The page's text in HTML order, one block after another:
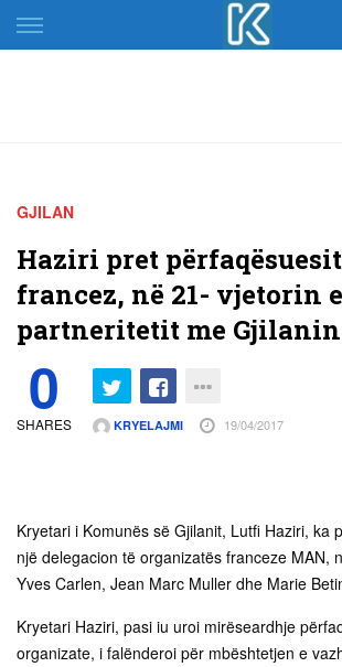
Skip
to
GJILAN
Haziri pret
francez, në 21- vjetorin e
partneritetit me Gjilanin
0
SHARES KRYELAJMI 19/04/2017
Kryetari i Komunës së Gjilanit, Lutfi Haziri, ka
një delegacion të organizatës franceze MAN,
Yves Carlen, Jean Marc Muller dhe Marie
Kryetari Haziri, pasi iu uroi mirëseardhje
organizate, i falënderoi për mbështetjen e